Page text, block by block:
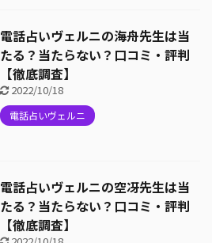
電話占いヴェルニの海舟先生は当
たる？当たらない？口コミ・評判
【徹底調査】
2022/10/18
電話占いヴェルニ
電話占いヴェルニの空冴先生は当
たる？当たらない？口コミ・評判
【徹底調査】